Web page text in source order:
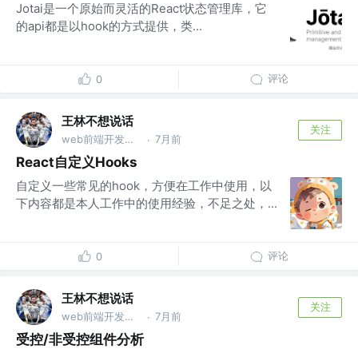
Jotai是一个原始而灵活的React状态管理库，它
的api都是以hook的方式提供，类...
0 评论
王林不想说话
web前端开发工程师 · 7月前
关注
React自定义Hooks
自定义一些常见的hook，方便在工作中使用，以
下内容都是本人工作中的使用经验，不足之处，...
0 评论
王林不想说话
web前端开发工程师 · 7月前
关注
受控/非受控组件分析